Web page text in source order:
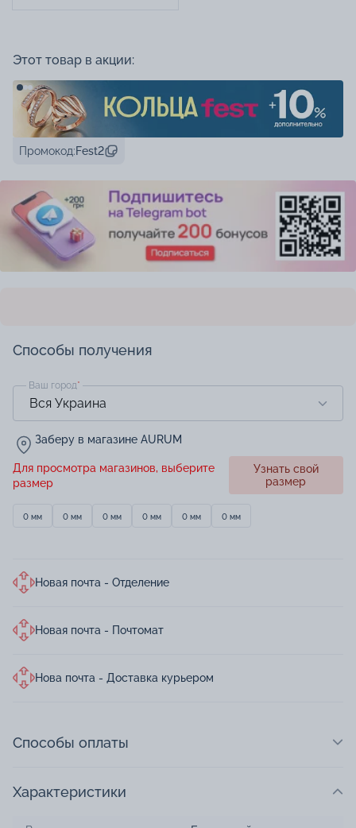
Этот товар в акции:
Промокод:Fest2
Способы получения
Ваш город*
Заберу в магазине AURUM
Для просмотра магазинов, выберите
размер
Узнать свой
размер
0 мм 0 мм 0 мм 0 мм 0 мм 0 мм
Новая почта - Отделение
Новая почта - Почтомат
Нова почта - Доставка курьером
Способы оплаты
Характеристики